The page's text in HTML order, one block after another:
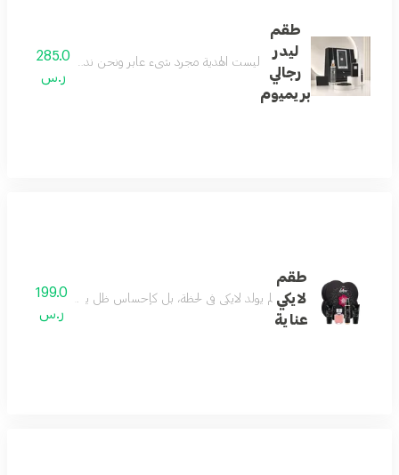
طقم
ليدر
رجالي
بريميوم
ليست الهدية مجرد شيء عابر ونحن ندرك جيداً معناها
285.0
ر.س
طقم
لايكي
عناية
لم يولد لايكي في لحظة، بل كإحساسٍ ظلّ يتشكّل بهدوء. بدأ
199.0
ر.س